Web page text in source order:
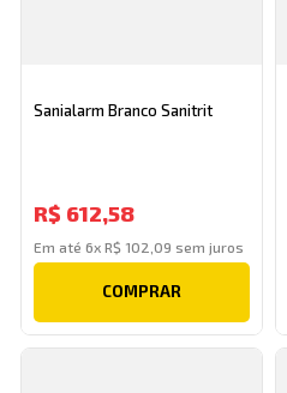
Sanialarm Branco Sanitrit
R$ 612,58
Em até6xR$ 102 09 sem juros
COMPRAR